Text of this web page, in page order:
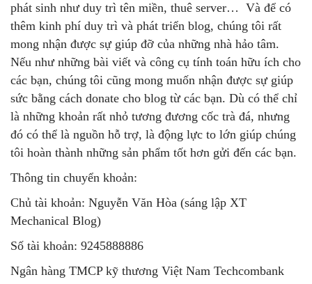
phát sinh như duy trì tên miền, thuê server… Và để có
thêm kinh phí duy trì và phát triển blog, chúng tôi rất
mong nhận được sự giúp đỡ của những nhà hảo tâm.
Nếu như những bài viết và công cụ tính toán hữu ích cho
các bạn, chúng tôi cũng mong muốn nhận được sự giúp
sức bằng cách donate cho blog từ các bạn. Dù có thể chỉ
là những khoản rất nhỏ tương đương cốc trà đá, nhưng
đó có thể là nguồn hỗ trợ, là động lực to lớn giúp chúng
tôi hoàn thành những sản phẩm tốt hơn gửi đến các bạn.
Thông tin chuyển khoản:
Chủ tài khoản: Nguyễn Văn Hòa (sáng lập XT
Mechanical Blog)
Số tài khoản: 9245888886
Ngân hàng TMCP kỹ thương Việt Nam Techcombank